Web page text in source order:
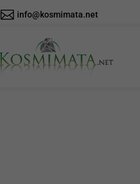
 info@kosmimata.net